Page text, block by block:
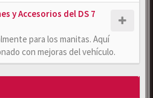
y Accesorios del DS 7
para los manitas. Aquí
con mejoras del vehículo.